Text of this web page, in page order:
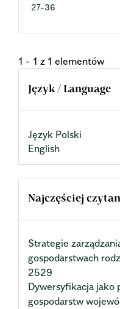
27-36
1 - 1 z 1 elementów
Język / Language
Język Polski
English
Najczęściej
Strategie
gospodarstwach
2529
Dywersyfikacja jako
gospodarstw